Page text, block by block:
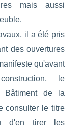
mais aussi
il a été pris
des ouvertures
qu'avant
le
Bâtiment de la
consulter le titre
d'en tirer les